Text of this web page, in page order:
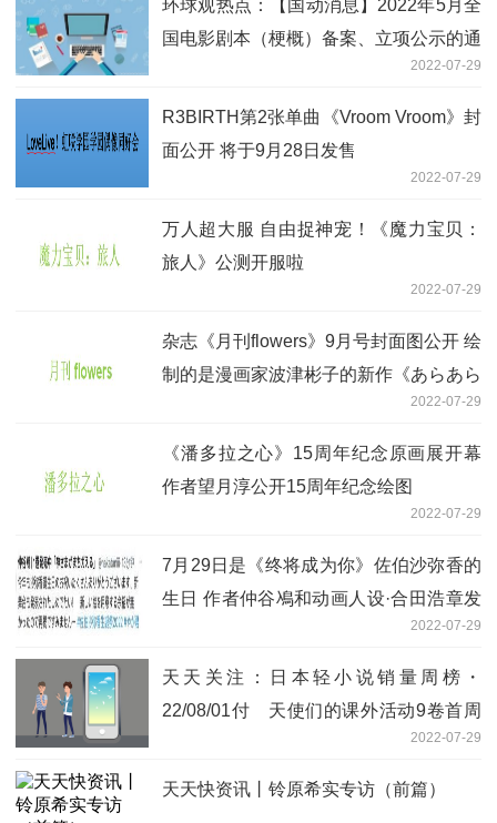
环球观热点：【国动消息】2022年5月全
国电影剧本（梗概）备案、立项公示的通
2022-07-29
R3BIRTH第2张单曲《Vroom Vroom》封
面公开 将于9月28日发售
2022-07-29
万人超大服 自由捉神宠！《魔力宝贝：
旅人》公测开服啦
2022-07-29
杂志《月刊flowers》9月号封面图公开 绘
制的是漫画家波津彬子的新作《あらあら
2022-07-29
《潘多拉之心》15周年纪念原画展开幕
作者望月淳公开15周年纪念绘图
2022-07-29
7月29日是《终将成为你》佐伯沙弥香的
生日 作者仲谷鳰和动画人设·合田浩章发
2022-07-29
天天关注：日本轻小说销量周榜・
22/08/01付 天使们的课外活动9卷首周
2022-07-29
天天快资讯丨铃原希实专访（前篇）